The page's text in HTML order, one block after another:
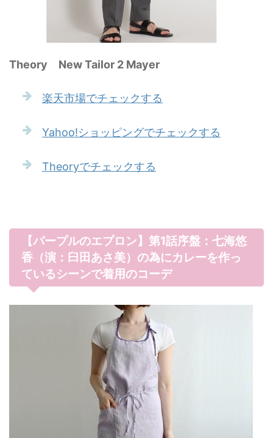
Theory New Tailor 2 Mayer
楽天市場でチェックする
Yahoo!ショッピングでチェックする
Theoryでチェックする
【パープルのエプロン】第1話序盤：七海悠
香（演：臼田あさ美）の為にカレーを作っ
ているシーンで着用のコーデ